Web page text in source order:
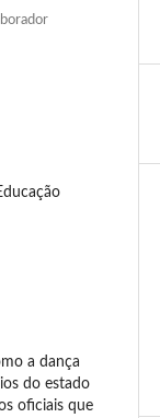
a dança
do estado
oficiais que